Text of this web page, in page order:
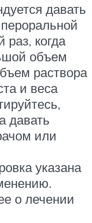
давать
раз, когда
объем
раствора
и веса
давать
или
указана
о лечении